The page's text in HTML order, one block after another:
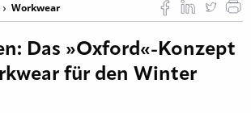
Workwear
Das »Oxford«-Konzept
für den Winter